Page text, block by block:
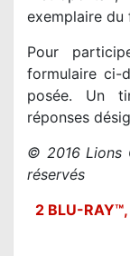
exemplaire du
Pour
formulaire ci-
posée. Un
réponses
© 2016 Lions
réservés
2 BLU-RAY™,